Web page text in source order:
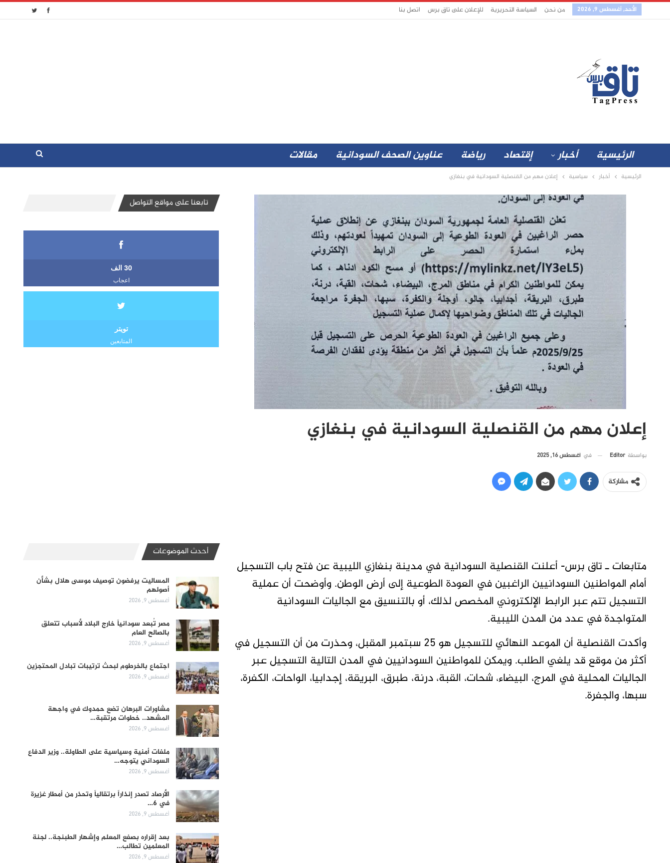
الأحد, أغسطس 9, 2026 من نحن السياسة التحريرية للإعلان على تاق برس اتصل بنا
الرئيسية أخبار إقتصاد رياضة عناوين الصحف السودانية مقالات
الرئيسية أخبار سياسية إعلان مهم من القنصلية السودانية في بنغازي
إعلان مهم من القنصلية السودانية في بنغازي
بواسطة Editor في أغسطس 16, 2025
مشاركة
متابعات ـ تاق برس- أعلنت القنصلية السودانية في مدينة بنغازي الليبية عن فتح باب التسجيل
أمام المواطنين السودانيين الراغبين في العودة الطوعية إلى أرض الوطن. وأوضحت أن عملية
التسجيل تتم عبر الرابط الإلكتروني المخصص لذلك، أو بالتنسيق مع الجاليات السودانية
المتواجدة في عدد من المدن الليبية.
وأكدت القنصلية أن الموعد النهائي للتسجيل هو 25 سبتمبر المقبل، وحذرت من أن التسجيل في
أكثر من موقع قد يلغي الطلب. ويمكن للمواطنين السودانيين في المدن التالية التسجيل عبر
الجاليات المحلية في المرج، البيضاء، شحات، القبة، درنة، طبرق، البريقة، إجدابيا، الواحات، الكفرة،
سبها، والجفرة.
تابعنا على مواقع التواصل
30 الف
اعجاب
تويتر
المتابعين
أحدث الموضوعات
المساليت يرفضون توصيف موسى هلال بشأن
أصولهم
أغسطس 9, 2026
مصر تُبعد سودانياً خارج البلاد لأسباب تتعلق
بالصالح العام
أغسطس 9, 2026
اجتماع بالخرطوم لبحث ترتيبات تبادل المحتجزين
أغسطس 9, 2026
مشاورات البرهان تضع حمدوك في واجهة
المشهد.. خطوات مرتقبة…
أغسطس 9, 2026
ملفات أمنية وسياسية على الطاولة.. وزير الدفاع
السوداني يتوجه…
أغسطس 9, 2026
الأرصاد تصدر إنذاراً برتقالياً وتحذر من أمطار غزيرة
في 6…
أغسطس 9, 2026
بعد إقراره بصفع المعلم وإشهار الطبنجة.. لجنة
المعلمين تطالب…
أغسطس 9, 2026